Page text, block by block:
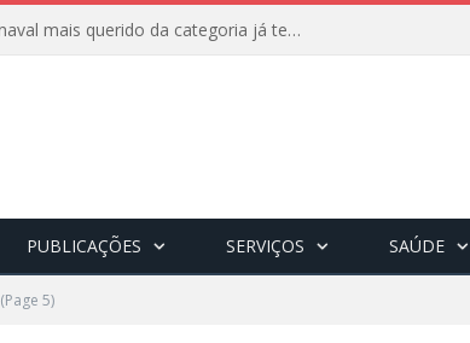
8 de fevereiro: O bloco de carnaval mais querido da categoria já tem data. Vem pro CarnaBancários 2025!
PUBLICAÇÕES SERVIÇOS SAÚDE
(Page 5)